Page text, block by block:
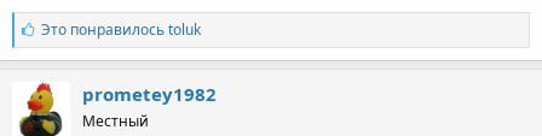
Л
а
й
к
и
:
Это понравилосьtoluk
prometey1982
Местный